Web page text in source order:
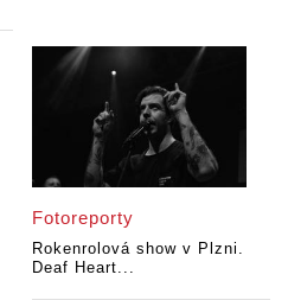
Fotoreporty
Rokenrolová show v Plzni.
Deaf Heart...